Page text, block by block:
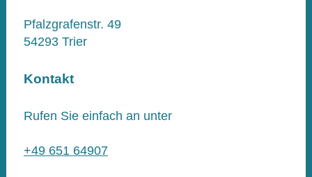
Pfalzgrafenstr. 49
54293 Trier
Kontakt
Rufen Sie einfach an unter
+49 651 64907